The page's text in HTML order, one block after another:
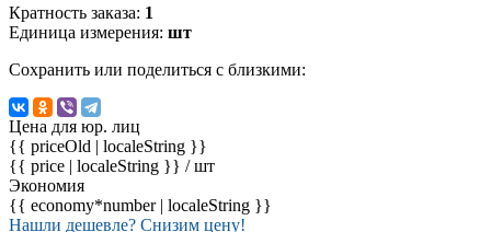
Кратность заказа: 1
Единица измерения: шт
Сохранить или поделиться с близкими:
Цена для юр. лиц
{{ priceOld | localeString }}
{{ price | localeString }} / шт
Экономия
{{ economy*number | localeString }}
Нашли дешевле? Снизим цену!